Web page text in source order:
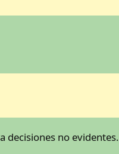
decisiones no evidentes.